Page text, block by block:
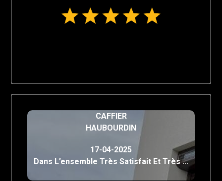
CAFFIER
HAUBOURDIN
17-04-2025
Dans L’ensemble Très Satisfait Et Très ...